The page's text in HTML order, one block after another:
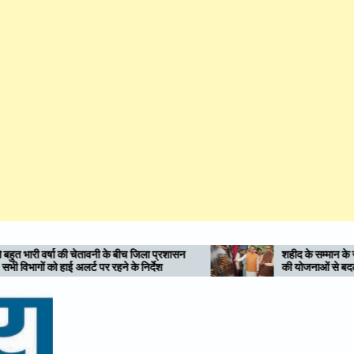
प्रशासन
निर्देश
शहीद के सम्मान के साथ विकास की नई इबारत :
की योजनाओं से बदलेगी मसूरी विधानसभा की तस्वीर